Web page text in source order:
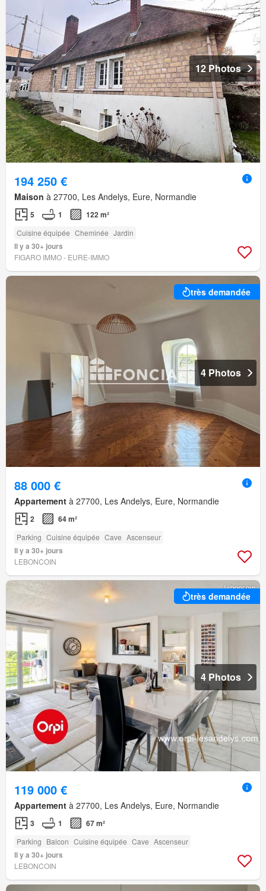
12 Photos
194 250 €
Maison à 27700, Les Andelys, Eure, Normandie
5 1 122 m²
Cuisine équipée Cheminée Jardin
Il y a 30+ jours
FIGARO IMMO - EURE-IMMO
très demandée
4 Photos
88 000 €
Appartement à 27700, Les Andelys, Eure, Normandie
2 64 m²
Parking Cuisine équipée Cave Ascenseur
Il y a 30+ jours
LEBONCOIN
très demandée
4 Photos
119 000 €
Appartement à 27700, Les Andelys, Eure, Normandie
3 1 67 m²
Parking Balcon Cuisine équipée Cave Ascenseur
Il y a 30+ jours
LEBONCOIN